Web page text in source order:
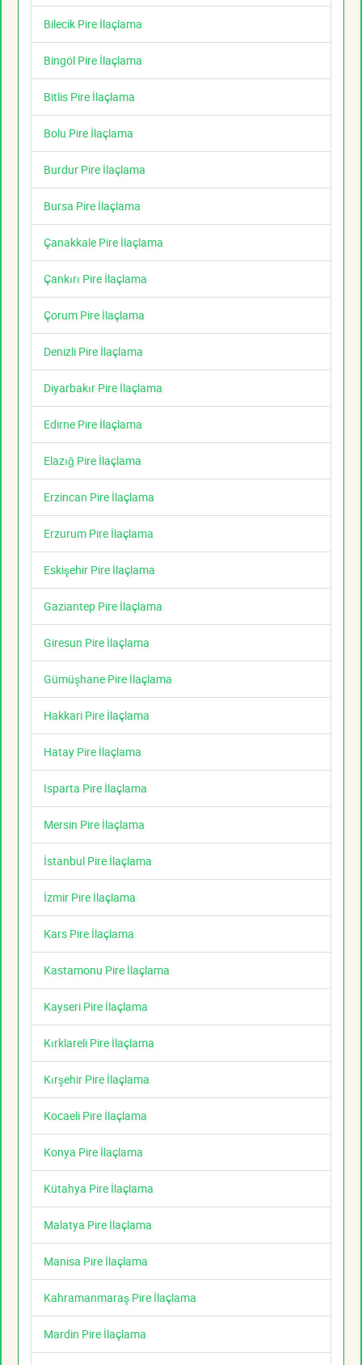
Bilecik Pire İlaçlama
Bingöl Pire İlaçlama
Bitlis Pire İlaçlama
Bolu Pire İlaçlama
Burdur Pire İlaçlama
Bursa Pire İlaçlama
Çanakkale Pire İlaçlama
Çankırı Pire İlaçlama
Çorum Pire İlaçlama
Denizli Pire İlaçlama
Diyarbakır Pire İlaçlama
Edirne Pire İlaçlama
Elazığ Pire İlaçlama
Erzincan Pire İlaçlama
Erzurum Pire İlaçlama
Eskişehir Pire İlaçlama
Gaziantep Pire İlaçlama
Giresun Pire İlaçlama
Gümüşhane Pire İlaçlama
Hakkari Pire İlaçlama
Hatay Pire İlaçlama
Isparta Pire İlaçlama
Mersin Pire İlaçlama
İstanbul Pire İlaçlama
İzmir Pire İlaçlama
Kars Pire İlaçlama
Kastamonu Pire İlaçlama
Kayseri Pire İlaçlama
Kırklareli Pire İlaçlama
Kırşehir Pire İlaçlama
Kocaeli Pire İlaçlama
Konya Pire İlaçlama
Kütahya Pire İlaçlama
Malatya Pire İlaçlama
Manisa Pire İlaçlama
Kahramanmaraş Pire İlaçlama
Mardin Pire İlaçlama